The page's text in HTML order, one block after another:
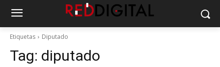
Etiquetas Diputado
Tag: diputado